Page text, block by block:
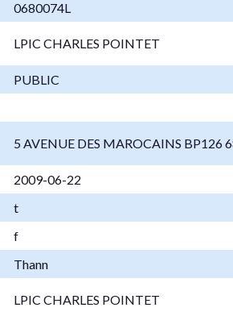
0680074L
LPIC CHARLES POINTET
PUBLIC
5 AVENUE DES MAROCAINS BP126
2009-06-22
t
f
Thann
LPIC CHARLES POINTET